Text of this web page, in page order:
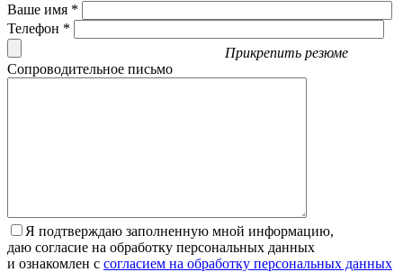
Ваше имя *
Телефон *
Прикрепить резюме
Сопроводительное письмо
Я подтверждаю заполненную мной информацию,
даю согласие на обработку персональных данных
и ознакомлен с согласием на обработку персональных данных